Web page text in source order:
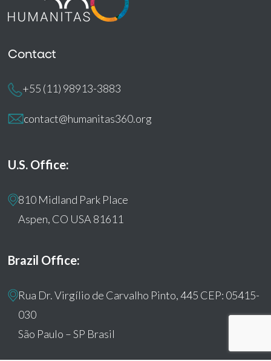
Contact
+55 (11) 98913-3883
contact@humanitas360.org
U.S. Office:
810 Midland Park Place
Aspen, CO USA 81611
Brazil Office:
Rua Dr. Virgílio de Carvalho Pinto, 445 CEP: 05415-
030
São Paulo – SP Brasil